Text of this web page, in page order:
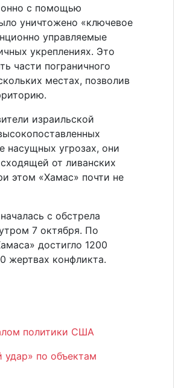
с помощью
уничтожено «ключевое
управляемые
укреплениях. Это
части пограничного
местах, позволив
израильской
насущных угрозах, они
от ливанских
этом «Хамас» почти не
с обстрела
7 октября. По
достигло 1200
жертвах конфликта.
политики США
по объектам